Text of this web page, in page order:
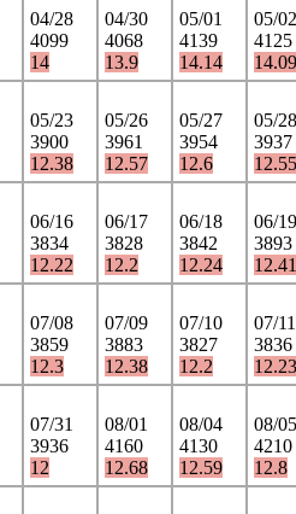
04/28
4099
14
04/30
4068
13.9
05/01
4139
14.14
05/02
4125
14.09
05/23
3900
12.38
05/26
3961
12.57
05/27
3954
12.6
05/28
3937
12.55
06/16
3834
12.22
06/17
3828
12.2
06/18
3842
12.24
06/19
3893
12.41
07/08
3859
12.3
07/09
3883
12.38
07/10
3827
12.2
07/11
3836
12.23
07/31
3936
12
08/01
4160
12.68
08/04
4130
12.59
08/05
4210
12.8